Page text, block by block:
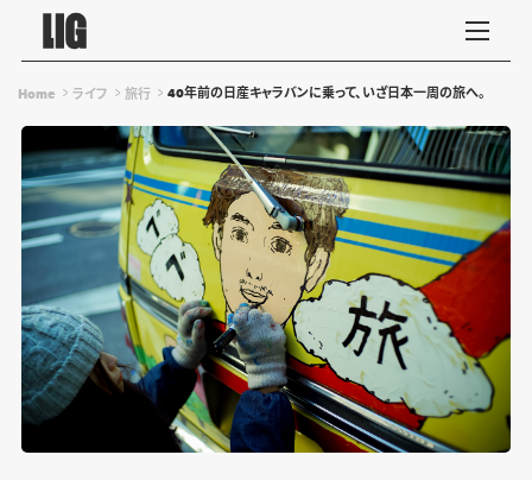
Home ライフ 旅行 40年前の日産キャラバンに乗って、いざ日本一周の旅へ。